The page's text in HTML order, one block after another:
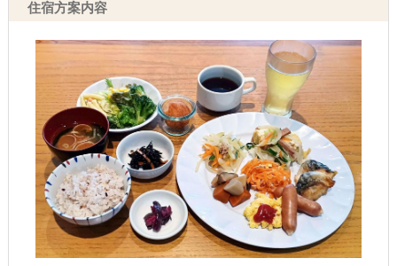
住宿方案内容